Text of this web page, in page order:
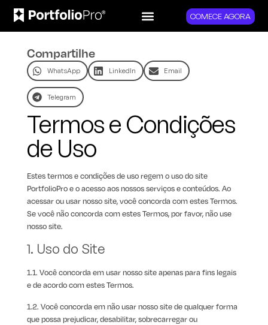
COMECE AGORA
Compartilhe
WhatsApp LinkedIn Email
Telegram
Termos e Condições
de Uso
Estes termos e condições de uso regem o uso do site
PortfolioPro e o acesso aos nossos serviços e conteúdos. Ao
acessar ou usar nosso site, você concorda com estes Termos.
Se você não concorda com estes Termos, por favor, não use
nosso site.
1. Uso do Site
1.1. Você concorda em usar nosso site apenas para fins legais
e de acordo com estes Termos.
1.2. Você concorda em não usar nosso site de qualquer forma
que possa prejudicar, desabilitar, sobrecarregar ou